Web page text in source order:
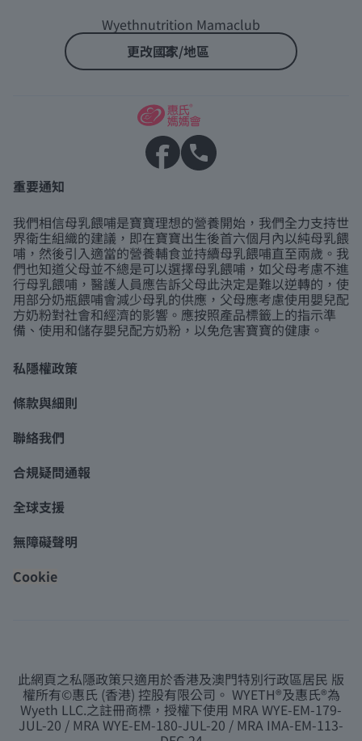
Wyethnutrition Mamaclub
更改國家/地區
重要通知
我們相信母乳餵哺是寶寶理想的營養開始，我們全力支持世
界衛生組織的建議，即在寶寶出生後首六個月內以純母乳餵
哺，然後引入適當的營養輔食並持續母乳餵哺直至兩歲。我
們也知道父母並不總是可以選擇母乳餵哺，如父母考慮不進
行母乳餵哺，醫護人員應告訴父母此決定是難以逆轉的，使
用部分奶瓶餵哺會減少母乳的供應，父母應考慮使用嬰兒配
方奶粉對社會和經濟的影響。應按照產品標籤上的指示準
備、使用和儲存嬰兒配方奶粉，以免危害寶寶的健康。
私隱權政策
條款與細則
聯絡我們
合規疑問通報
全球支援
無障礙聲明
Cookie
此網頁之私隱政策只適用於香港及澳門特別行政區居民 版
權所有©惠氏 (香港) 控股有限公司。 WYETH®及惠氏®為
Wyeth LLC.之註冊商標，授權下使用 MRA WYE-EM-179-
JUL-20 / MRA WYE-EM-180-JUL-20 / MRA IMA-EM-113-